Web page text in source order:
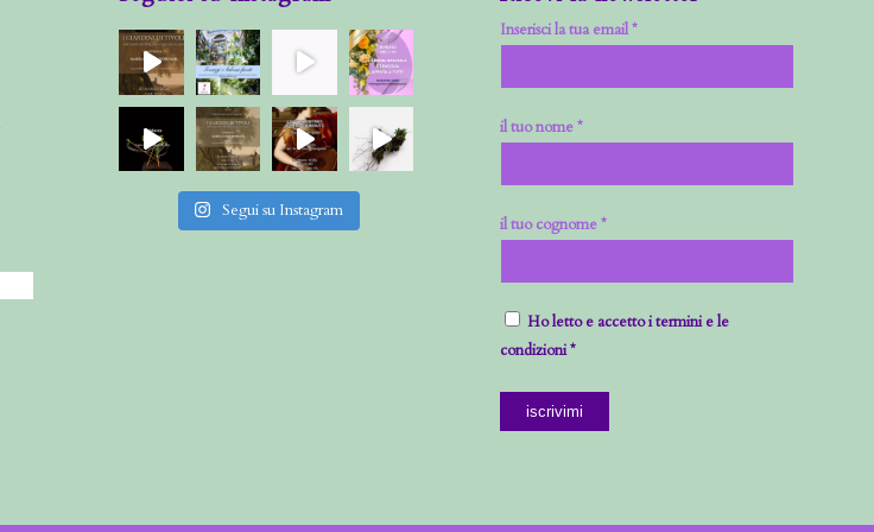
Segui su Instagram
Inserisci la tua email *
il tuo nome *
il tuo cognome *
Ho letto e accetto i termini e le
condizioni *